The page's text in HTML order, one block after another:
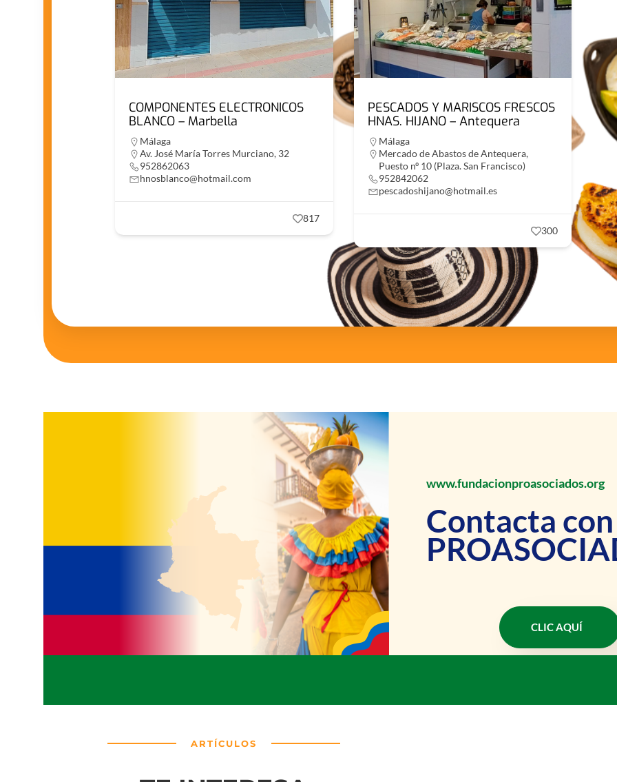
COMPONENTES ELECTRONICOS
BLANCO – Marbella
Málaga
Av. José María Torres Murciano, 32
952862063
hnosblanco@hotmail.com
817
PESCADOS Y MARISCOS FRESCOS
HNAS. HIJANO – Antequera
Málaga
Mercado de Abastos de Antequera,
Puesto nº 10 (Plaza. San Francisco)
952842062
pescadoshijano@hotmail.es
300
www.fundacionproasociados.org
Contacta con
CLIC AQUÍ
ARTÍCULOS